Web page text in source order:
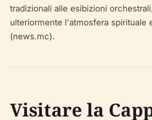
tradizionali alle esibizioni
ulteriormente l'atmosfera spirituale
(news.mc).
Visitare la